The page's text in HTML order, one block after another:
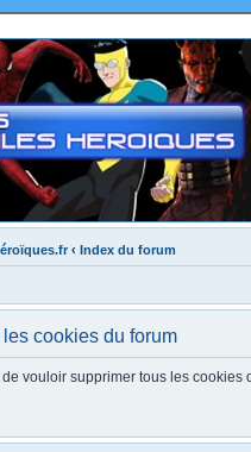
‹ Index du forum
cookies du forum
de vouloir supprimer tous les cookies